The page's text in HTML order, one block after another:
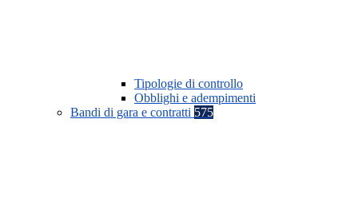
Tipologie di controllo
Obblighi e adempimenti
Bandi di gara e contratti 575